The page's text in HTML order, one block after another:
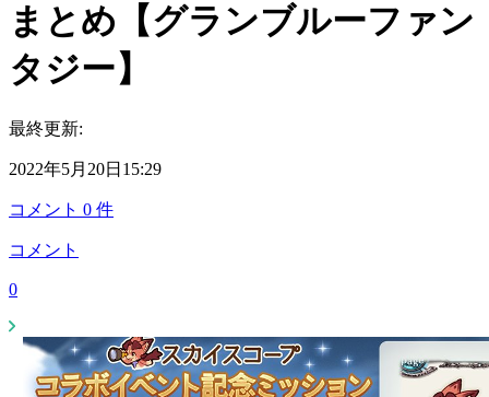
まとめ【グランブルーファン
タジー】
最終更新:
2022年5月20日15:29
コメント 0 件
コメント
0